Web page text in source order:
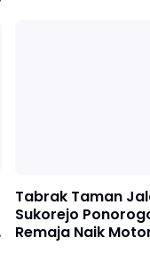
Tabrak Taman
Sukorejo
Remaja Naik